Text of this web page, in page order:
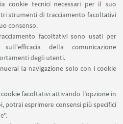
cookie tecnici necessari per il suo
strumenti di tracciamento facoltativi
consenso.
facoltativi sono usati per
della comunicazione
degli utenti.
la navigazione solo con i cookie
facoltativi attivando l'opzione in
potrai esprimere consensi più specifici
|
|ecclesiastica|
|
ecclesiastica|
|